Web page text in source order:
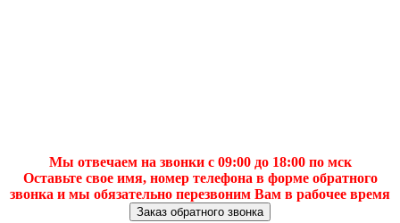
Мы отвечаем на звонки с 09:00 до 18:00 по мск
Оставьте свое имя, номер телефона в форме обратного
звонка и мы обязательно перезвоним Вам в рабочее время
Заказ обратного звонка